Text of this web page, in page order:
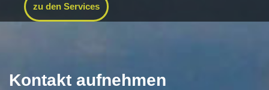
zu den Services
Kontakt aufnehmen